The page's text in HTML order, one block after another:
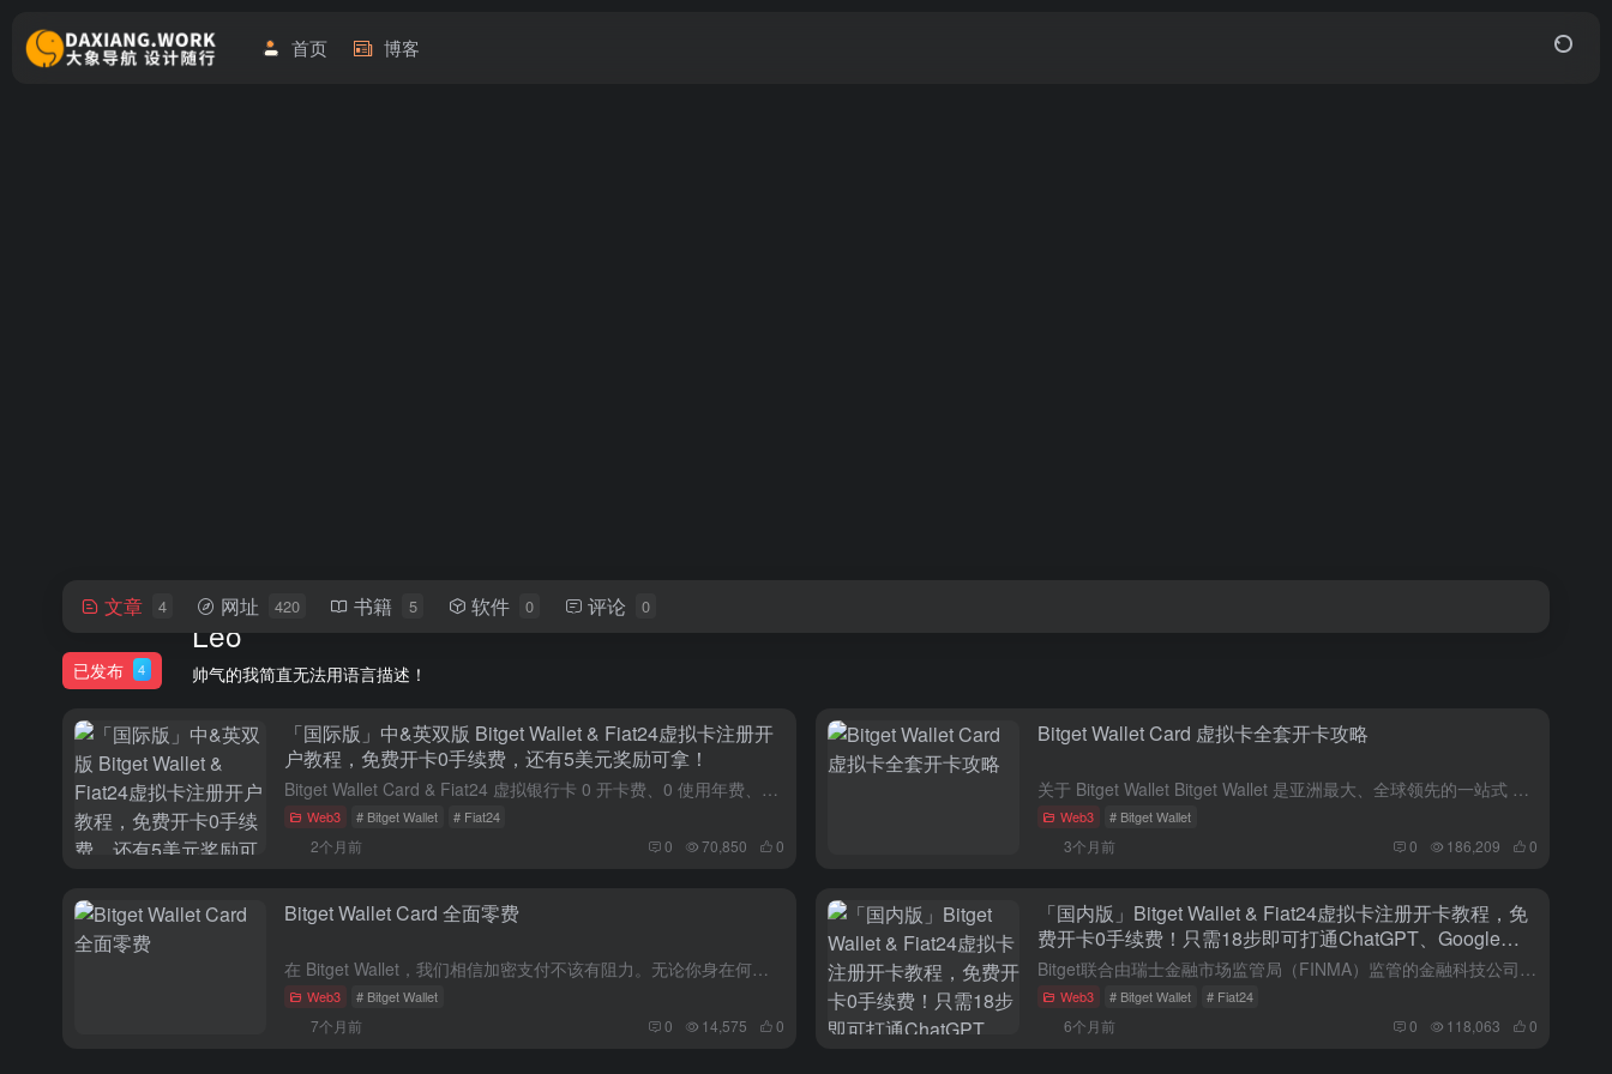
首页 博客
Leo
帅气的我简直无法用语言描述！
文章 4 网址 420 书籍 5 软件 0 评论 0
已发布 4
「国际版」中&英双版 Bitget Wallet & Fiat24虚拟卡注册开
户教程，免费开卡0手续费，还有5美元奖励可拿！
Bitget Wallet Card & Fiat24 虚拟银行卡 0 开卡费、0 使用年费、0 消费手续费，用户在全球范围内使用美元（USD）、欧元（EUR）、瑞士法郎（CHF）、人民币（R...
Web3 # Bitget Wallet # Fiat24
2个月前 0 70,850 0
Bitget Wallet Card 虚拟卡全套开卡攻略
关于 Bitget Wallet Bitget Wallet 是亚洲最大、全球领先的一站式 Web3 钱包，服务全球超8,000万用户，支持助记词、MPC、AA 等多种钱包形态，覆盖 130+ 公链与...
Web3 # Bitget Wallet
3个月前 0 186,209 0
Bitget Wallet Card 全面零费
在 Bitget Wallet，我们相信加密支付不该有阻力。无论你身在何处，都应该能像使用现金一样，用加密资产自由消费。 这就是我们推出「0 手续费」机制的初衷 —— 希望让用户在日常消费中真正感受到...
Web3 # Bitget Wallet
7个月前 0 14,575 0
「国内版」Bitget Wallet & Fiat24虚拟卡注册开卡教程，免
费开卡0手续费！只需18步即可打通ChatGPT、Google、
Apple、Azure、微信、支付宝 、淘宝、京东！
Bitget联合由瑞士金融市场监管局（FINMA）监管的金融科技公司 Fiat24， 正式推出 Bitget Wallet Card。 这是一张基于多币种瑞士银行账户的万事达借记卡，支持人民币充值和消...
Web3 # Bitget Wallet # Fiat24
6个月前 0 118,063 0